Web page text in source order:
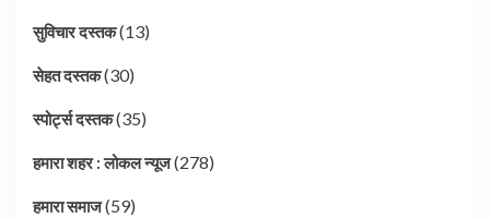
सुविचार दस्तक(13)
सेहत दस्तक(30)
स्पोर्ट्स दस्तक(35)
हमारा शहर : लोकल न्यूज(278)
हमारा समाज(59)